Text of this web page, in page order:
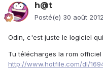
h@t
Posté(e) 30 août 2012
Odin, c'est juste le logiciel
Tu télécharges la rom officiel
http://www.hotfile.com/dl/